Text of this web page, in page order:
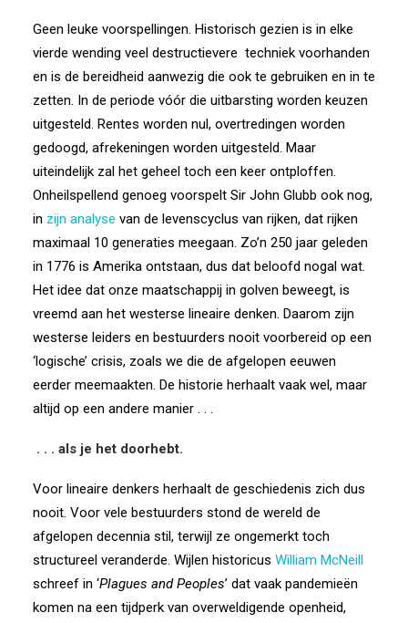
Geen leuke voorspellingen. Historisch gezien is in elke
vierde wending veel destructievere techniek voorhanden
en is de bereidheid aanwezig die ook te gebruiken en in te
zetten. In de periode vóór die uitbarsting worden keuzen
uitgesteld. Rentes worden nul, overtredingen worden
gedoogd, afrekeningen worden uitgesteld. Maar
uiteindelijk zal het geheel toch een keer ontploffen.
Onheilspellend genoeg voorspelt Sir John Glubb ook nog,
in zijn analyse van de levenscyclus van rijken, dat rijken
maximaal 10 generaties meegaan. Zo’n 250 jaar geleden
in 1776 is Amerika ontstaan, dus dat beloofd nogal wat.
Het idee dat onze maatschappij in golven beweegt, is
vreemd aan het westerse lineaire denken. Daarom zijn
westerse leiders en bestuurders nooit voorbereid op een
‘logische’ crisis, zoals we die de afgelopen eeuwen
eerder meemaakten. De historie herhaalt vaak wel, maar
altijd op een andere manier . . .
. . . als je het doorhebt.
Voor lineaire denkers herhaalt de geschiedenis zich dus
nooit. Voor vele bestuurders stond de wereld de
afgelopen decennia stil, terwijl ze ongemerkt toch
structureel veranderde. Wijlen historicus William McNeill
schreef in ‘Plagues and Peoples’ dat vaak pandemieën
komen na een tijdperk van overweldigende openheid,